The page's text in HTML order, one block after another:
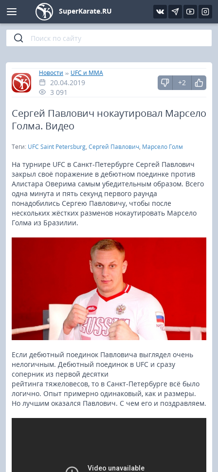
SuperKarate.RU
Главная
»
Новости » UFC и MMA
20.04.2019
3 091
+2
Сергей Павлович нокаутировал Марсело
Голма. Видео
Теги: UFC Saint Petersburg, Сергей Павлович, Марсело Голм
На турнире UFC в Санкт-Петербурге Сергей Павлович
закрыл своё поражение в дебютном поединке против
Алистара Оверима самым убедительным образом. Всего
одна минута и пять секунд первого раунда
понадобились Сергею Павловичу, чтобы после
нескольких жёстких разменов нокаутировать Марсело
Голма из Бразилии.
Если дебютный поединок Павловича выглядел очень
нелогичным. Дебютный поединок в UFC и сразу
соперник из первой десятки
рейтинга тяжеловесов, то в Санкт-Петербурге всё было
логично. Опыт примерно одинаковый, как и размеры.
Но лучшим оказался Павлович. С чем его и поздравляем.
Киокушинкай
Кёкусин (IFK)
Шинкиокушинкай
Кекусин-кан
Бокс
UFC и MMA
Муай тай
Фото
Видео
Интервью
Статьи
Уроки каратэ
Файлы
Библиотека